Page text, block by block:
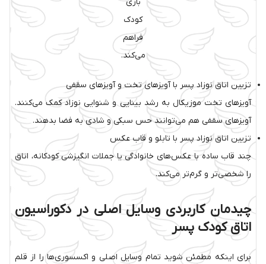
کودک
فراهم
می‌کند.
تزیین اتاق نوزاد پسر با آویزهای تخت و آویزهای سقفی
آویزهای تخت موزیکال به رشد بینایی و شنوایی نوزاد کمک می‌کنند.
آویزهای سقفی هم می‌توانند حس سبکی و شادی به فضا بدهند.
تزیین اتاق نوزاد پسر با تابلو و قاب عکس
چند قاب ساده با عکس‌های خانوادگی یا جملات انگیزشی کودکانه، اتاق
را شخصی‌تر و گرم‌تر می‌کند.
چیدمان کاربردی وسایل اصلی در دکوراسیون
اتاق کودک پسر
برای اینکه مطمئن شوید تمام وسایل اصلی و اکسسوری‌ها را از قلم